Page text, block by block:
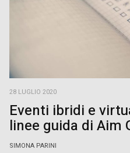
28 LUGLIO 2020
Eventi ibridi e
linee guida di Aim
SIMONA PARINI